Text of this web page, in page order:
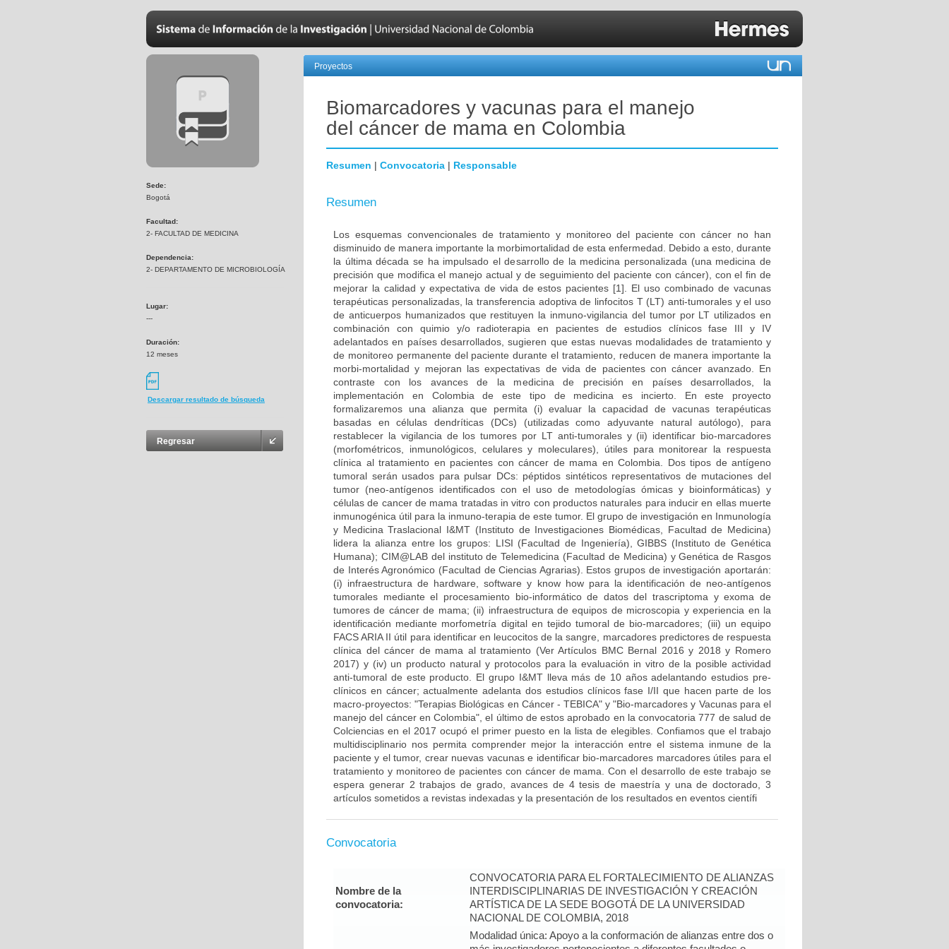
Sede:
Bogotá
Facultad:
2- FACULTAD DE MEDICINA
Dependencia:
2- DEPARTAMENTO DE MICROBIOLOGÍA
Lugar:
---
Duración:
12 meses
Descargar resultado de búsqueda
Regresar
Proyectos
Biomarcadores y vacunas para el manejo
del cáncer de mama en Colombia
Resumen | Convocatoria | Responsable
Resumen
Los esquemas convencionales de tratamiento y monitoreo del paciente con cáncer no han
disminuido de manera importante la morbimortalidad de esta enfermedad. Debido a esto, durante
la última década se ha impulsado el desarrollo de la medicina personalizada (una medicina de
precisión que modifica el manejo actual y de seguimiento del paciente con cáncer), con el fin de
mejorar la calidad y expectativa de vida de estos pacientes [1]. El uso combinado de vacunas
terapéuticas personalizadas, la transferencia adoptiva de linfocitos T (LT) anti-tumorales y el uso
de anticuerpos humanizados que restituyen la inmuno-vigilancia del tumor por LT utilizados en
combinación con quimio y/o radioterapia en pacientes de estudios clínicos fase III y IV
adelantados en países desarrollados, sugieren que estas nuevas modalidades de tratamiento y
de monitoreo permanente del paciente durante el tratamiento, reducen de manera importante la
morbi-mortalidad y mejoran las expectativas de vida de pacientes con cáncer avanzado. En
contraste con los avances de la medicina de precisión en países desarrollados, la
implementación en Colombia de este tipo de medicina es incierto. En este proyecto
formalizaremos una alianza que permita (i) evaluar la capacidad de vacunas terapéuticas
basadas en células dendríticas (DCs) (utilizadas como adyuvante natural autólogo), para
restablecer la vigilancia de los tumores por LT anti-tumorales y (ii) identificar bio-marcadores
(morfométricos, inmunológicos, celulares y moleculares), útiles para monitorear la respuesta
clínica al tratamiento en pacientes con cáncer de mama en Colombia. Dos tipos de antígeno
tumoral serán usados para pulsar DCs: péptidos sintéticos representativos de mutaciones del
tumor (neo-antígenos identificados con el uso de metodologías ómicas y bioinformáticas) y
células de cancer de mama tratadas in vitro con productos naturales para inducir en ellas muerte
inmunogénica útil para la inmuno-terapia de este tumor. El grupo de investigación en Inmunología
y Medicina Traslacional I&MT (Instituto de Investigaciones Biomédicas, Facultad de Medicina)
lidera la alianza entre los grupos: LISI (Facultad de Ingeniería), GIBBS (Instituto de Genética
Humana); CIM@LAB del instituto de Telemedicina (Facultad de Medicina) y Genética de Rasgos
de Interés Agronómico (Facultad de Ciencias Agrarias). Estos grupos de investigación aportarán:
(i) infraestructura de hardware, software y know how para la identificación de neo-antígenos
tumorales mediante el procesamiento bio-informático de datos del trascriptoma y exoma de
tumores de cáncer de mama; (ii) infraestructura de equipos de microscopia y experiencia en la
identificación mediante morfometría digital en tejido tumoral de bio-marcadores; (iii) un equipo
FACS ARIA II útil para identificar en leucocitos de la sangre, marcadores predictores de respuesta
clínica del cáncer de mama al tratamiento (Ver Artículos BMC Bernal 2016 y 2018 y Romero
2017) y (iv) un producto natural y protocolos para la evaluación in vitro de la posible actividad
anti-tumoral de este producto. El grupo I&MT lleva más de 10 años adelantando estudios pre-
clínicos en cáncer; actualmente adelanta dos estudios clínicos fase I/II que hacen parte de los
macro-proyectos: "Terapias Biológicas en Cáncer - TEBICA" y "Bio-marcadores y Vacunas para el
manejo del cáncer en Colombia", el último de estos aprobado en la convocatoria 777 de salud de
Colciencias en el 2017 ocupó el primer puesto en la lista de elegibles. Confiamos que el trabajo
multidisciplinario nos permita comprender mejor la interacción entre el sistema inmune de la
paciente y el tumor, crear nuevas vacunas e identificar bio-marcadores marcadores útiles para el
tratamiento y monitoreo de pacientes con cáncer de mama. Con el desarrollo de este trabajo se
espera generar 2 trabajos de grado, avances de 4 tesis de maestría y una de doctorado, 3
artículos sometidos a revistas indexadas y la presentación de los resultados en eventos científi
Convocatoria
Nombre de la
convocatoria:
CONVOCATORIA PARA EL FORTALECIMIENTO DE ALIANZAS
INTERDISCIPLINARIAS DE INVESTIGACIÓN Y CREACIÓN
ARTÍSTICA DE LA SEDE BOGOTÁ DE LA UNIVERSIDAD
NACIONAL DE COLOMBIA, 2018
Modalidad única: Apoyo a la conformación de alianzas entre dos o